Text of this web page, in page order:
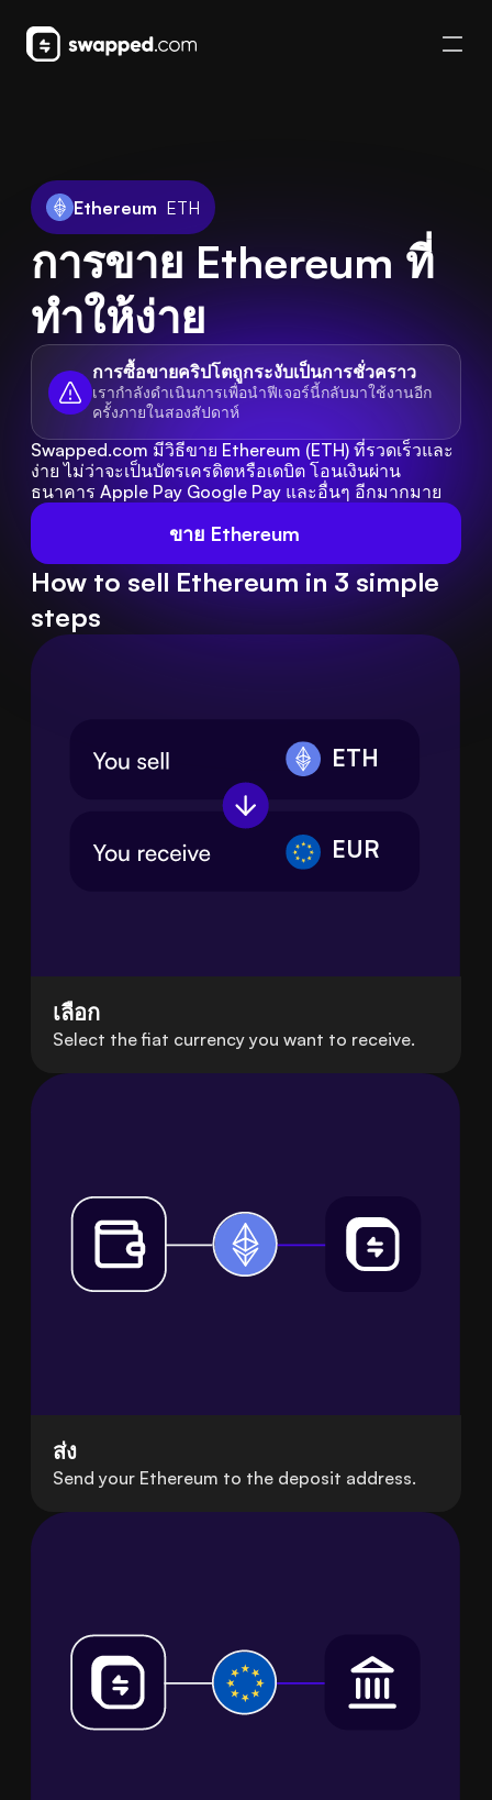
Ethereum ETH
การขาย Ethereum ที่
ทำให้ง่าย
การซื้อขายคริปโตถูกระงับเป็นการชั่วคราว
เรากำลังดำเนินการเพื่อนำฟีเจอร์นี้กลับมาใช้งานอีก
ครั้งภายในสองสัปดาห์
Swapped.com มีวิธีขาย Ethereum (ETH) ที่รวดเร็วและ
ง่าย ไม่ว่าจะเป็นบัตรเครดิตหรือเดบิต โอนเงินผ่าน
ธนาคาร Apple Pay Google Pay และอื่นๆ อีกมากมาย
How to sell Ethereum in 3 simple
steps
ETH
EUR
เลือก
Select the fiat currency you want to receive.
ส่ง
Send your Ethereum to the deposit address.
ขาย Ethereum